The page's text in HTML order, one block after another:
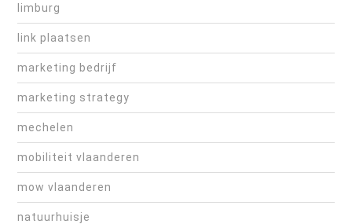
limburg
link plaatsen
marketing bedrijf
marketing strategy
mechelen
mobiliteit vlaanderen
mow vlaanderen
natuurhuisje